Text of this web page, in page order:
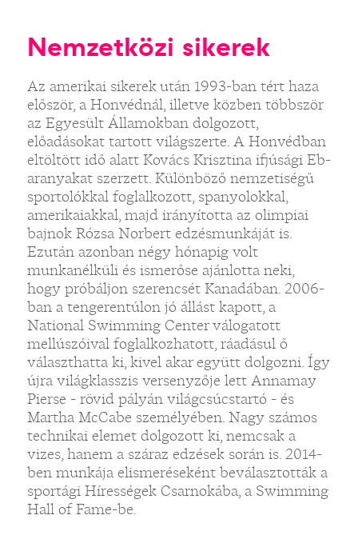
Nemzetközi sikerek
Az amerikai sikerek után 1993-ban tért haza
először, a Honvédnál, illetve közben többször
az Egyesült Államokban dolgozott,
előadásokat tartott világszerte. A Honvédban
eltöltött idő alatt Kovács Krisztina ifjúsági Eb-
aranyakat szerzett. Különböző nemzetiségű
sportolókkal foglalkozott, spanyolokkal,
amerikaiakkal, majd irányította az olimpiai
bajnok Rózsa Norbert edzésmunkáját is.
Ezután azonban négy hónapig volt
munkanélküli és ismerőse ajánlotta neki,
hogy próbáljon szerencsét Kanadában. 2006-
ban a tengerentúlon jó állást kapott, a
National Swimming Center válogatott
mellúszóival foglalkozhatott, ráadásul ő
választhatta ki, kivel akar együtt dolgozni. Így
újra világklasszis versenyzője lett Annamay
Pierse - rövid pályán világcsúcstartó - és
Martha McCabe személyében. Nagy számos
technikai elemet dolgozott ki, nemcsak a
vizes, hanem a száraz edzések során is. 2014-
ben munkája elismeréseként beválasztották a
sportági Hírességek Csarnokába, a Swimming
Hall of Fame-be.